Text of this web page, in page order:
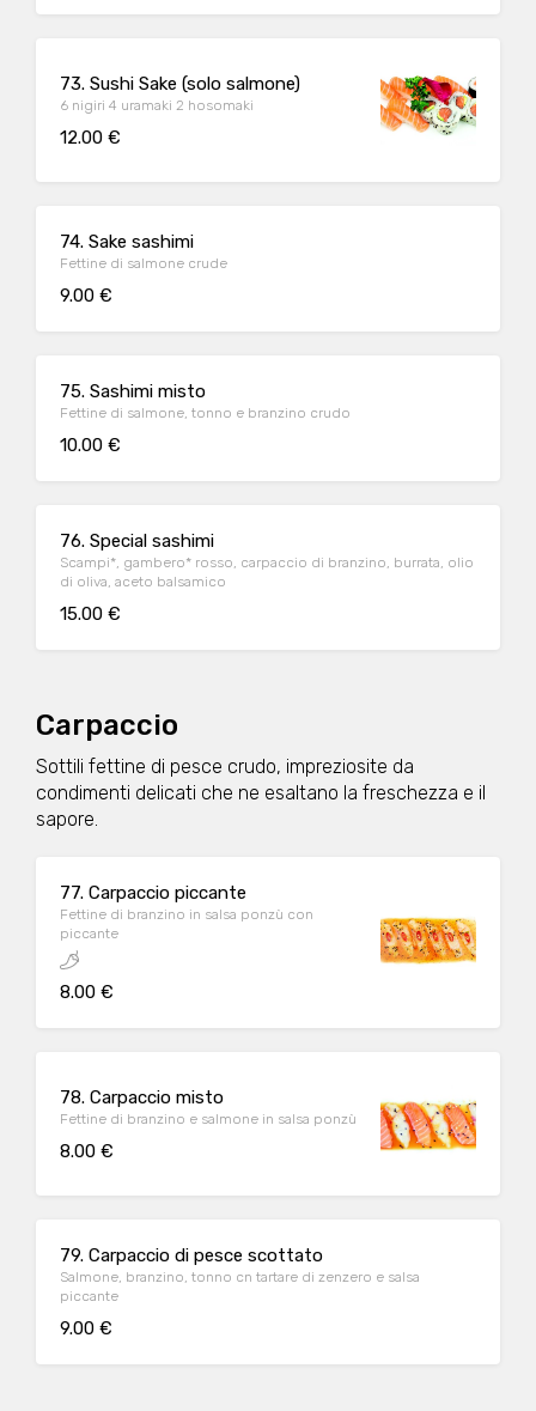
73. Sushi Sake (solo salmone)
6 nigiri 4 uramaki 2 hosomaki
12.00 €
74. Sake sashimi
Fettine di salmone crude
9.00 €
75. Sashimi misto
Fettine di salmone, tonno e branzino crudo
10.00 €
76. Special sashimi
Scampi*, gambero* rosso, carpaccio di branzino, burrata, olio
di oliva, aceto balsamico
15.00 €
Carpaccio
Sottili fettine di pesce crudo, impreziosite da
condimenti delicati che ne esaltano la freschezza e il
sapore.
77. Carpaccio piccante
Fettine di branzino in salsa ponzù con
piccante
8.00 €
78. Carpaccio misto
Fettine di branzino e salmone in salsa ponzù
8.00 €
79. Carpaccio di pesce scottato
Salmone, branzino, tonno cn tartare di zenzero e salsa
piccante
9.00 €